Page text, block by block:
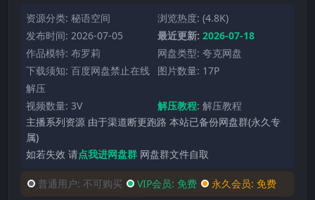
资源分类: 秘语空间
浏览热度: (4.8K)
发布时间: 2026-07-05
最近更新: 2026-07-18
作品模特: 布罗莉
网盘类型: 夸克网盘
下载须知: 百度网盘禁止在线
解压
图片数量: 17P
视频数量: 3V 解压教程: 解压教程
主播系列资源 由于渠道断更跑路 本站已备份网盘群(永久专
属)
如若失效 请点我进网盘群 网盘群文件自取
普通用户: 不可购买 VIP会员: 免费 永久会员: 免费